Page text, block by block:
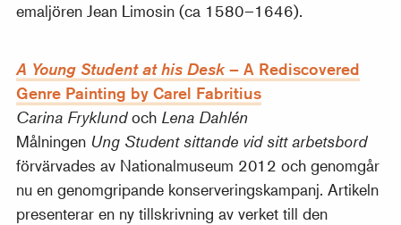
emaljören Jean Limosin (ca 1580–1646).
A Young Student at his Desk – A Rediscovered
Genre Painting by Carel Fabritius
Carina Fryklundoch Lena Dahlén
Målningen Ung Student sittande vid sitt arbetsbord
förvärvades av Nationalmuseum 2012 och genomgår
nu en genomgripande konserveringskampanj. Artikeln
presenterar en ny tillskrivning av verket till den